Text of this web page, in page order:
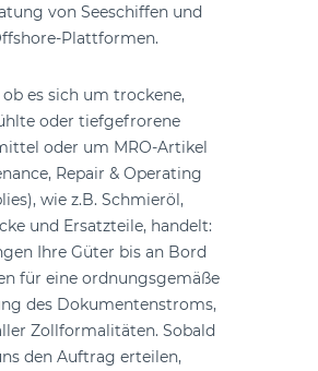
von Seeschiffen und
Plattformen.
ob es sich um trockene,
oder tiefgefrorene
oder um MRO-Artikel
Repair & Operating
wie z.B. Schmieröl,
und Ersatzteile, handelt:
Ihre Güter bis an Bord
für eine ordnungsgemäße
des Dokumentenstroms,
Zollformalitäten. Sobald
den Auftrag erteilen,